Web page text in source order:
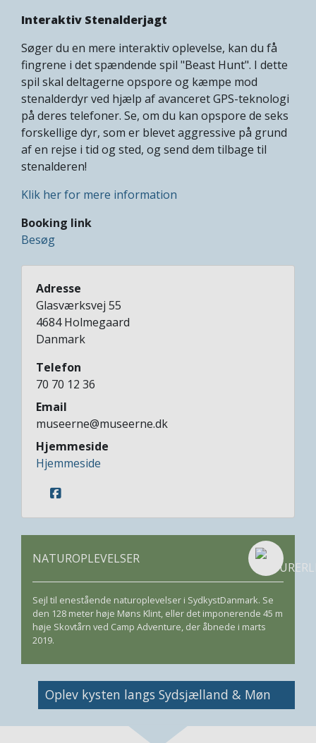
Interaktiv Stenalderjagt
Søger du en mere interaktiv oplevelse, kan du få
fingrene i det spændende spil "Beast Hunt". I dette
spil skal deltagerne opspore og kæmpe mod
stenalderdyr ved hjælp af avanceret GPS-teknologi
på deres telefoner. Se, om du kan opspore de seks
forskellige dyr, som er blevet aggressive på grund
af en rejse i tid og sted, og send dem tilbage til
stenalderen!
Klik her for mere information
Booking link
Besøg
Adresse
Glasværksvej 55
4684 Holmegaard
Danmark
Telefon
70 70 12 36
Email
museerne@museerne.dk
Hjemmeside
Hjemmeside
NATUROPLEVELSER
Sejl til enestående naturoplevelser i SydkystDanmark. Se
den 128 meter høje Møns Klint, eller det imponerende 45 m
høje Skovtårn ved Camp Adventure, der åbnede i marts
2019.
Image
Oplev kysten langs Sydsjælland & Møn